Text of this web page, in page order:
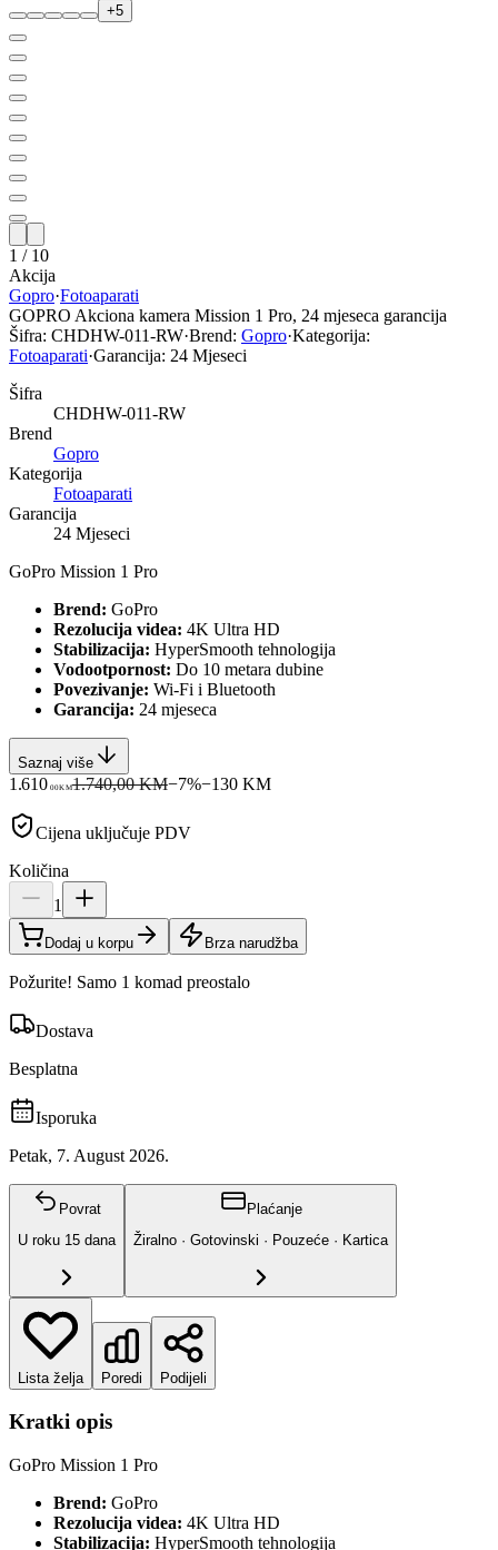
+5
1 / 10
Akcija
Gopro·Fotoaparati
GOPRO Akciona kamera Mission 1 Pro, 24 mjeseca garancija
Šifra: CHDHW-011-RW·Brend: Gopro·Kategorija:
Fotoaparati·Garancija: 24 Mjeseci
Šifra
CHDHW-011-RW
Brend
Gopro
Kategorija
Fotoaparati
Garancija
24 Mjeseci
GoPro Mission 1 Pro
Brend: GoPro
Rezolucija videa: 4K Ultra HD
Stabilizacija: HyperSmooth tehnologija
Vodootpornost: Do 10 metara dubine
Povezivanje: Wi-Fi i Bluetooth
Garancija: 24 mjeseca
Saznaj više
1.610 00KM1.740,00 KM−7%−130KM
Cijena uključuje PDV
Količina
1
Dodaj u korpu Brza narudžba
Požurite! Samo 1 komad preostalo
Dostava
Besplatna
Isporuka
Petak, 7. August 2026.
Povrat
U roku 15 dana
Plaćanje
Žiralno · Gotovinski · Pouzeće · Kartica
Lista želja Poredi Podijeli
Kratki opis
GoPro Mission 1 Pro
Brend: GoPro
Rezolucija videa: 4K Ultra HD
Stabilizacija: HyperSmooth tehnologija